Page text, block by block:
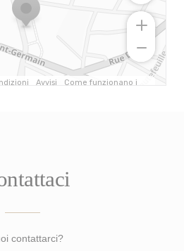
contattarci?